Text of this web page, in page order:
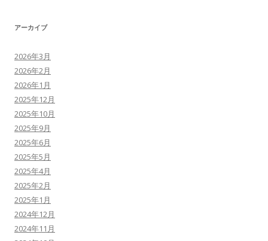
アーカイブ
2026年3月
2026年2月
2026年1月
2025年12月
2025年10月
2025年9月
2025年6月
2025年5月
2025年4月
2025年2月
2025年1月
2024年12月
2024年11月